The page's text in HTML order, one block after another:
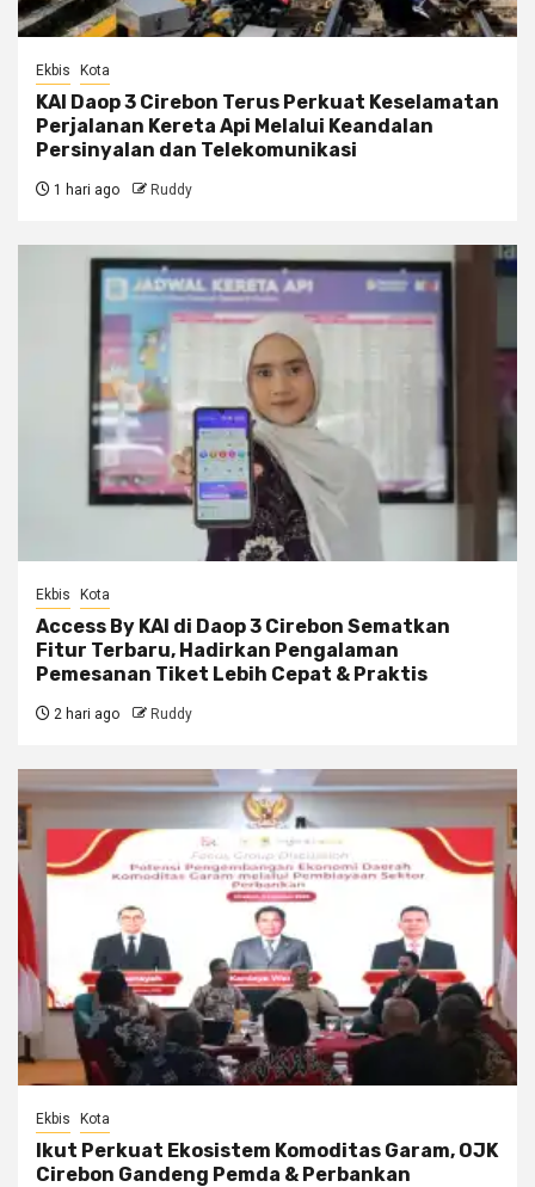
Ekbis Kota
KAI Daop 3 Cirebon Terus Perkuat Keselamatan
Perjalanan Kereta Api Melalui Keandalan
Persinyalan dan Telekomunikasi
1 hari ago Ruddy
Ekbis Kota
Access By KAI di Daop 3 Cirebon Sematkan
Fitur Terbaru, Hadirkan Pengalaman
Pemesanan Tiket Lebih Cepat & Praktis
2 hari ago Ruddy
Ekbis Kota
Ikut Perkuat Ekosistem Komoditas Garam, OJK
Cirebon Gandeng Pemda & Perbankan